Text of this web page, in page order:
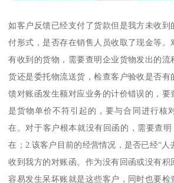
如客户反馈已经支付了货款但是我方未收到
付形式，是否存在销售人员收取了现金等。
有收到的货物，需要查明企业货物发出的流
货还是委托物流送货，检查客户验收是否有
馈对账函发生额对应业务的计价错误的，要
是货物单价不符引起的，要与合同进行核
在。对于客户根本就没有回函的，需要查
在；2.该客户目前的经营情况，是否已经“人
收到我方的对账函。作为没有回函或没有积
容易发生呆坏账就是这些客户，同时也要检